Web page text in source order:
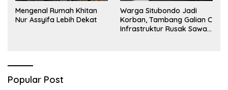
Mengenal Rumah Khitan
Nur Assyifa Lebih Dekat
Warga Situbondo Jadi
Korban, Tambang Galian C
Infrastruktur Rusak Sawah
Popular Post